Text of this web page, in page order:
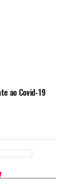
ao Covid-19